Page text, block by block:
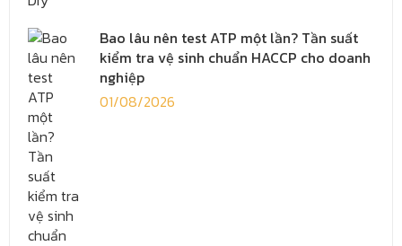
Bao lâu nên test ATP một lần? Tần suất
kiểm tra vệ sinh chuẩn HACCP cho doanh
nghiệp
01/08/2026